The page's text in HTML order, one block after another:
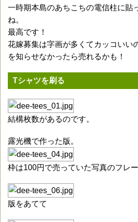
一時期本島のあちこちの電信柱に貼
ね。
最高です！
花嫁募集は字画が多くてカッコいい
を知らせなかったら売れるかも！
Tシャツを刷る
結構枚数があるのです。
露光機で作った版。
枠は100円で売っていた写真のフレー
版をあてて